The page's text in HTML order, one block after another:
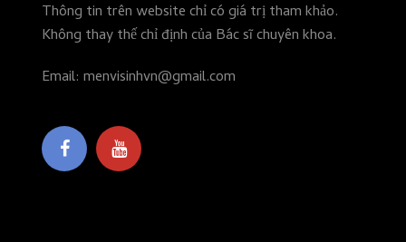
Thông tin trên website chỉ có giá trị tham khảo.
Không thay thế chỉ định của Bác sĩ chuyên khoa.
Email: menvisinhvn@gmail.com